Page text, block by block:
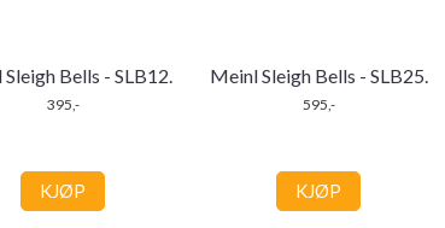
Bells - SLB12.
395,-
KJØP
Meinl Sleigh Bells - SLB25.
595,-
KJØP